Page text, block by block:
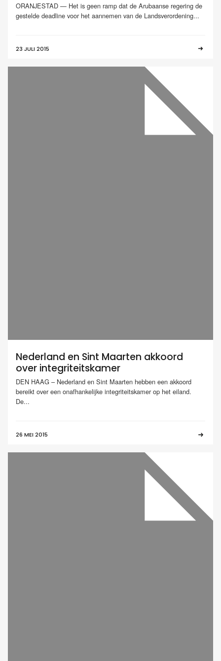
ORANJESTAD — Het is geen ramp dat de Arubaanse regering de
gestelde deadline voor het aannemen van de Landsverordening...
23 JULI 2015
Nederland en Sint Maarten akkoord
over integriteitskamer
DEN HAAG – Nederland en Sint Maarten hebben een akkoord
bereikt over een onafhankelijke integriteitskamer op het eiland.
De...
26 MEI 2015